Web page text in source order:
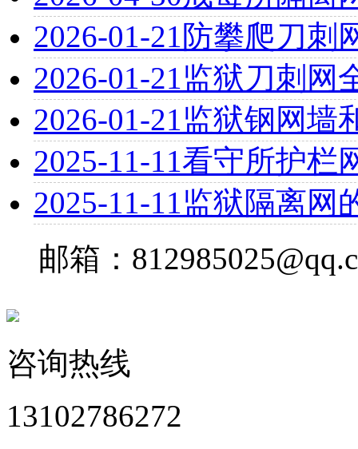
2026-01-21 防攀爬刀刺
2026-01-21监狱刀刺网
2026-01-21监狱钢网墙
2025-11-11看守所护栏
2025-11-11监狱隔离网
邮箱：
咨询热线
13102786272